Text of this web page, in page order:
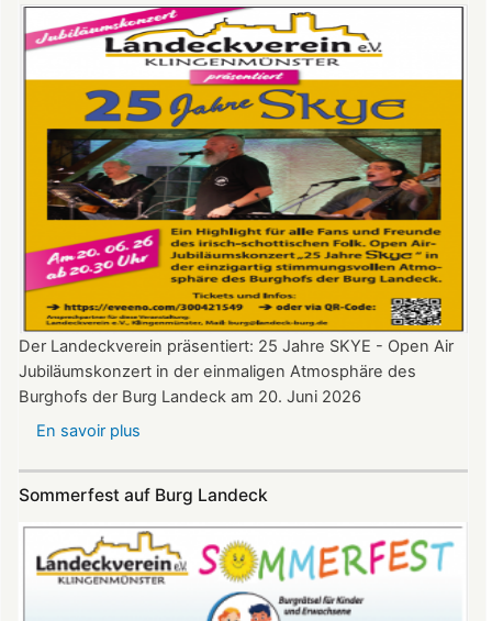
Burg
Landeck
Der Landeckverein präsentiert: 25 Jahre SKYE - Open Air
Jubiläumskonzert in der einmaligen Atmosphäre des
Burghofs der Burg Landeck am 20. Juni 2026
En savoir plus
auf
Burg
Landeck
am
Sommerfest auf Burg Landeck